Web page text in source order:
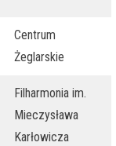
Centrum
Żeglarskie
Filharmonia im.
Mieczysława
Karłowicza